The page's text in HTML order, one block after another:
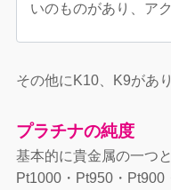
いのものがあり、ア
その他にK10、K9があり
プラチナの純度
基本的に貴金属の一つ
Pt1000・Pt950・